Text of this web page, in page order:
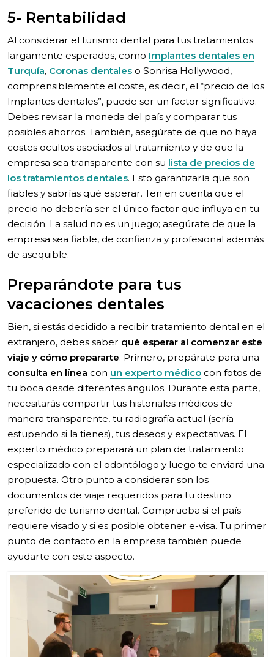
5- Rentabilidad
Al considerar el turismo dental para tus tratamientos
largamente esperados, como Implantes dentales en
Turquía, Coronas dentales o Sonrisa Hollywood,
comprensiblemente el coste, es decir, el “precio de los
Implantes dentales”, puede ser un factor significativo.
Debes revisar la moneda del país y comparar tus
posibles ahorros. También, asegúrate de que no haya
costes ocultos asociados al tratamiento y de que la
empresa sea transparente con su lista de precios de
los tratamientos dentales. Esto garantizaría que son
fiables y sabrías qué esperar. Ten en cuenta que el
precio no debería ser el único factor que influya en tu
decisión. La salud no es un juego; asegúrate de que la
empresa sea fiable, de confianza y profesional además
de asequible.
Preparándote para tus
vacaciones dentales
Bien, si estás decidido a recibir tratamiento dental en el
extranjero, debes saber qué esperar al comenzar este
viaje y cómo prepararte. Primero, prepárate para una
consulta en línea con un experto médico con fotos de
tu boca desde diferentes ángulos. Durante esta parte,
necesitarás compartir tus historiales médicos de
manera transparente, tu radiografía actual (sería
estupendo si la tienes), tus deseos y expectativas. El
experto médico preparará un plan de tratamiento
especializado con el odontólogo y luego te enviará una
propuesta. Otro punto a considerar son los
documentos de viaje requeridos para tu destino
preferido de turismo dental. Comprueba si el país
requiere visado y si es posible obtener e-visa. Tu primer
punto de contacto en la empresa también puede
ayudarte con este aspecto.